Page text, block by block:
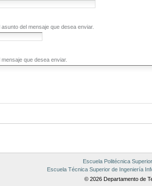
del mensaje que desea enviar.
que desea enviar.
Escuela Politécnica Superior
Escuela Técnica Superior de Ingeniería
© 2026 Departamento de